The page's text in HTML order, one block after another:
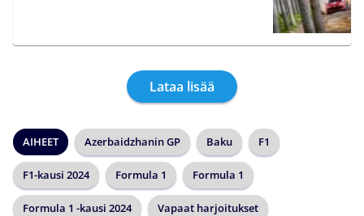
Lataa lisää
AIHEET Azerbaidzhanin GP Baku F1
F1-kausi 2024 Formula 1 Formula 1
Formula 1 -kausi 2024 Vapaat harjoitukset